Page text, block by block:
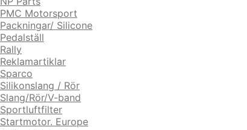
PMC Motorsport
Packningar/ Silicone
Pedalställ
Rally
Reklamartiklar
Sparco
Silikonslang / Rör
Slang/Rör/V-band
Sportluftfilter
Startmotor. Europe